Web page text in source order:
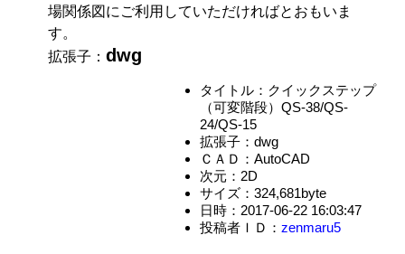
場関係図にご利用していただければとおもいま
す。
拡張子：dwg
タイトル：クイックステップ
（可変階段）QS-38/QS-
24/QS-15
拡張子：dwg
ＣＡＤ：AutoCAD
次元：2D
サイズ：324,681byte
日時：2017-06-22 16:03:47
投稿者ＩＤ： zenmaru5